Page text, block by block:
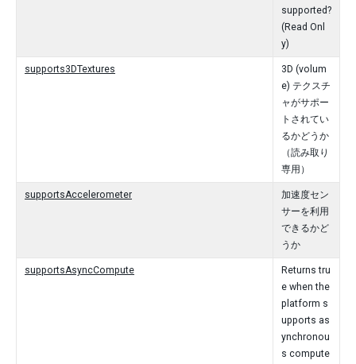
supported?
(Read Onl
y)
supports3DTextures
3D (volum
e) テクスチ
ャがサポー
トされてい
るかどうか
（読み取り
専用）
supportsAccelerometer
加速度セン
サーを利用
できるかど
うか
supportsAsyncCompute
Returns tru
e when the
platform s
upports as
ynchronou
s compute